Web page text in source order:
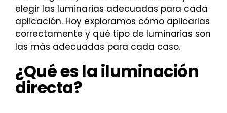
elegir las luminarias adecuadas para cada
aplicación. Hoy exploramos cómo aplicarlas
correctamente y qué tipo de luminarias son
las más adecuadas para cada caso.
¿Qué es la iluminación
directa?